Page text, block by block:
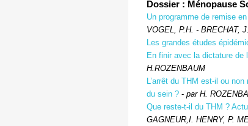
Dossier : Ménopause
Un programme de remise
VOGEL, P.H. - BRECHAT,
Les grandes études
En finir avec la dictature de
H.ROZENBAUM
L’arrêt du THM est-il ou
du sein ? - par H.
Que reste-t-il du THM ?
GAGNEUR,I. HENRY, P.